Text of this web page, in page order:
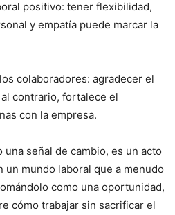
positivo: tener flexibilidad,
y empatía puede marcar la
colaboradores: agradecer el
contrario, fortalece el
con la empresa.
señal de cambio, es un acto
mundo laboral que a menudo
como una oportunidad,
cómo trabajar sin sacrificar el